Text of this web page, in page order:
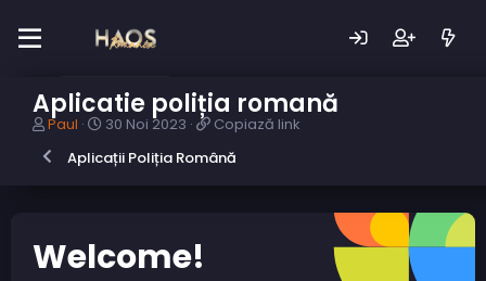
Aplicatie poliția romană
A
t
u
b
Paul
D
t
a
30 Noi 2023
C
p
Copiază link
Aplicații Poliția Română
Welcome!